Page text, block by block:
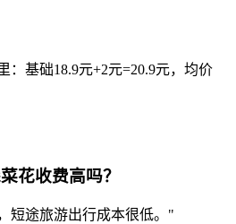
：基础18.9元+2元=20.9元，均价
花收费高吗？
短途旅游出行成本很低。"